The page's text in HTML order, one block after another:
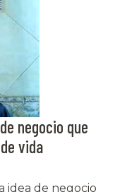
negocio que
vida
idea de negocio